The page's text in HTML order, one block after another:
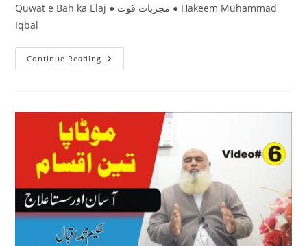
Quwat e Bah ka Elaj ● مجربات قوت ● Hakeem Muhammad
Iqbal
Continue Reading مجربات
قوت